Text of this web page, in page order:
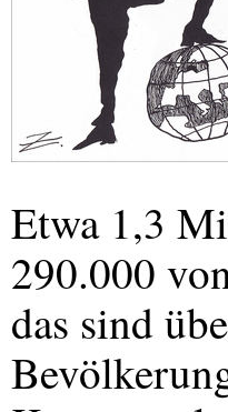
Etwa 1,3
290.000
das sind